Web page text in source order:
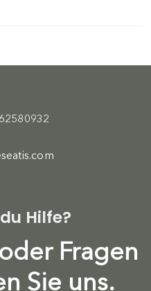
Hilfe?
Fragen
Sie uns.